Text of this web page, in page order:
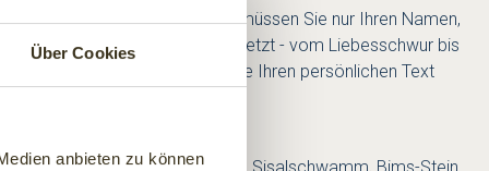
Über Cookies
anbieten zu können
gestalten können. Dazu müssen Sie nur Ihren Namen,
sind keine Grenzen gesetzt - vom Liebesschwur bis
über eine Eingabemaske Ihren persönlichen Text